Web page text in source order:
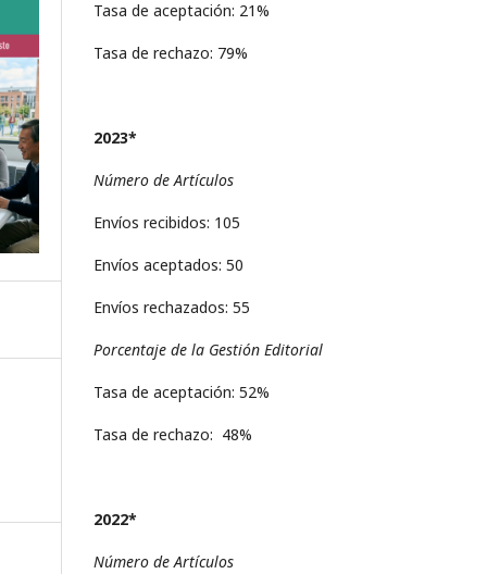
Tasa de aceptación: 21%
Tasa de rechazo: 79%
2023*
Número de Artículos
Envíos recibidos: 105
Envíos aceptados: 50
Envíos rechazados: 55
Porcentaje de la Gestión Editorial
Tasa de aceptación: 52%
Tasa de rechazo: 48%
2022*
Número de Artículos